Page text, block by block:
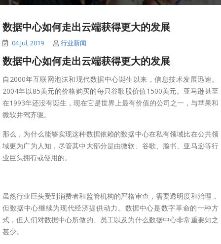
数据中心如何走出云端获得更大的发展
04 Jul, 2019 行业新闻
数据中心如何走出云端获得更大的发展
自2000年互联网泡沫和现代数据中心诞生以来，信息技术发展迅速。
2004年以85美元的价格购买的每只谷歌股价值1500美元。亚马逊甚至
在1993年还没有诞生，现在它是世界上最有价值的公司之一，与苹果和
微软并驾齐驱。
那么，为什么能够实现这种数据依赖的数据中心在私有领域比在公共领
域更为广为人知，尽管其中大部分是由微软、谷歌、脸书、亚马逊等行
业巨头拥有或使用的。
虽然行业巨头受到消费者和监管机构的严格审查，需要透明度和治理，
但数据中心继续为现代经济提供动力。数据中心是数字革命的一种方
式，但人们对数据中心所做的、员工以及为什么数据中心非常重要知之
甚少。